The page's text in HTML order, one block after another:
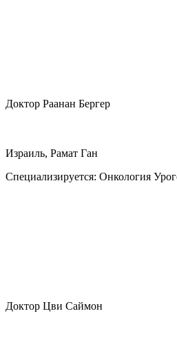
Доктор Раанан Бергер
Израиль, Рамат Ган
Специализируется: Онкология
Доктор Цви Саймон